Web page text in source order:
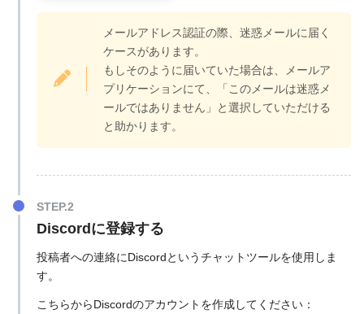
メールアドレス認証の際、迷惑メールに届く
ケースがあります。
もしそのように届いていた場合は、メールア
プリケーションにて、「このメールは迷惑メ
ールではありません」と選択していただける
と助かります。
Discordに登録する
投稿者への連絡にDiscordというチャットツールを使用しま
す。
こちらからDiscordのアカウントを作成してください：